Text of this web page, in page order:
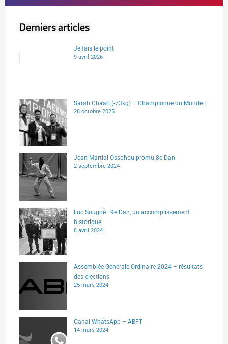
Derniers articles
Je fais le point
9 avril 2026
Sarah Chaari (-73kg) – Championne du Monde !
28 octobre 2025
Jean-Martial Ossohou promu 8e Dan
2 septembre 2024
Luc Sougné : 9e Dan, un accomplissement
historique
8 avril 2024
Assemblée Générale Ordinaire 2024 – résultats
des élections
25 mars 2024
Canal WhatsApp – ABFT
14 mars 2024